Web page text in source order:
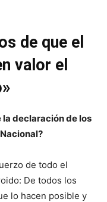
de que el
valor el
la declaración de los
de todo el
De todos los
lo hacen posible y